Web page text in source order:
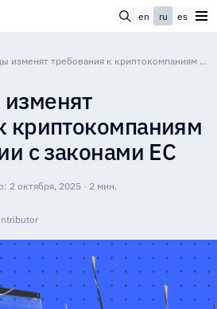
en ru es
Нидерланды изменят требования к криптокомпаниям в соответствии с законами ЕС
криптокомпаниям
с законами ЕС
2 октября, 2025 · 2 мин.